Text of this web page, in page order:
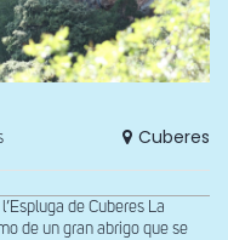
Cuberes
de Cuberes La
de un gran abrigo que se